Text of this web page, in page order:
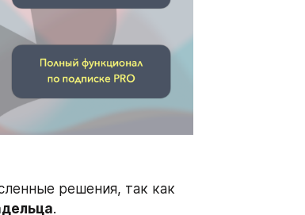
решения, так как
.